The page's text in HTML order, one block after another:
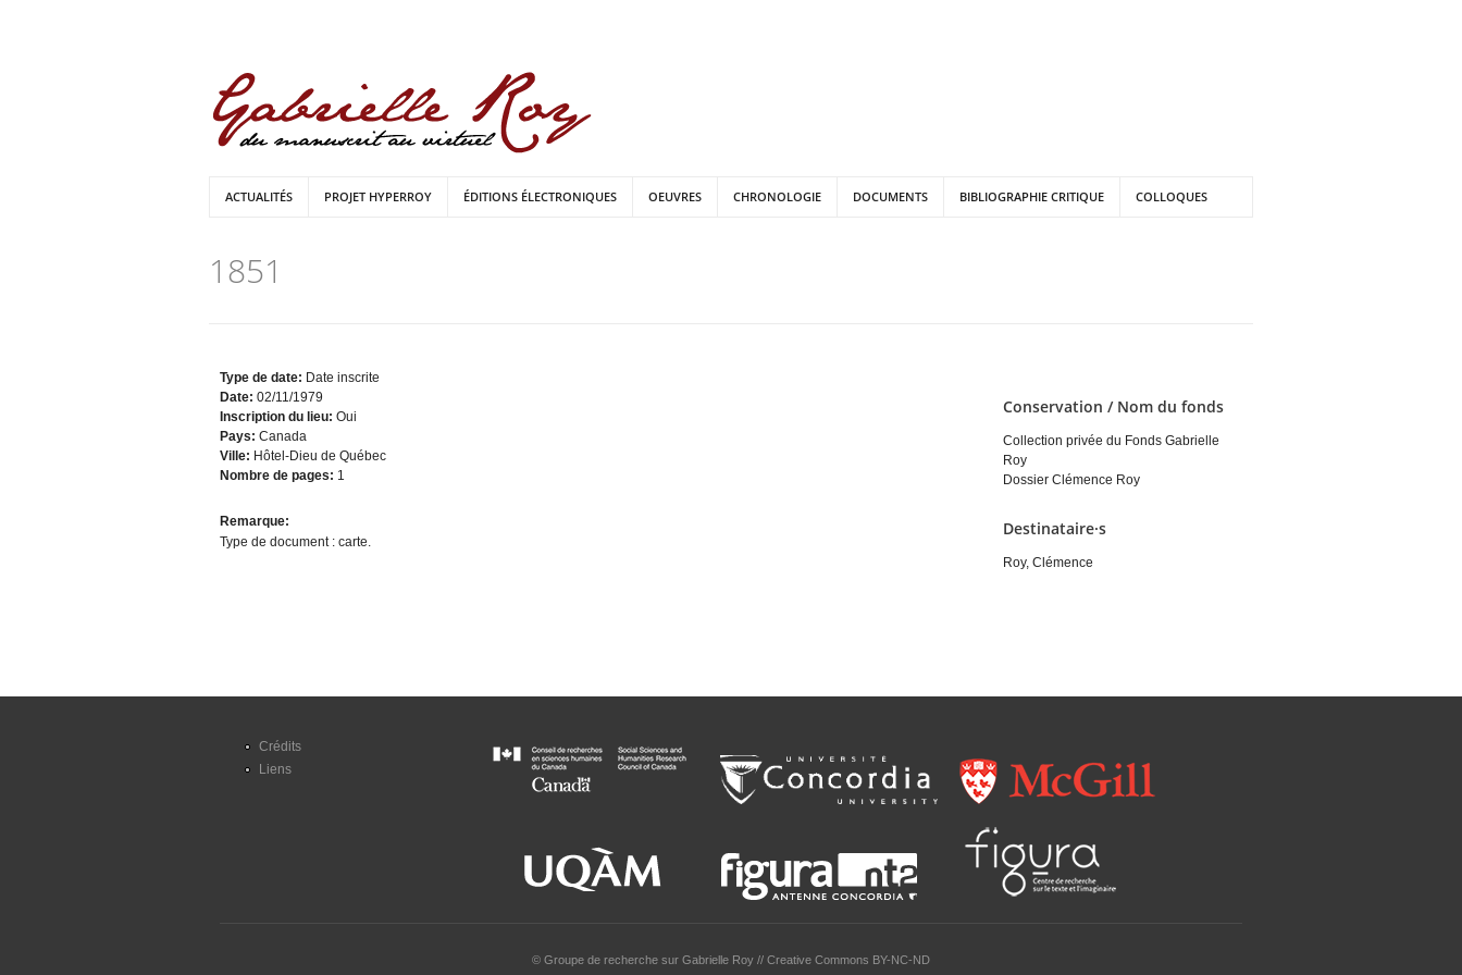
ACTUALITÉS PROJET HYPERROY ÉDITIONS ÉLECTRONIQUES OEUVRES CHRONOLOGIE DOCUMENTS BIBLIOGRAPHIE CRITIQUE COLLOQUES
1851
Type de date: Date inscrite
Date: 02/11/1979
Inscription du lieu: Oui
Pays: Canada
Ville: Hôtel-Dieu de Québec
Nombre de pages: 1
Remarque:
Type de document : carte.
Conservation / Nom du fonds
Collection privée du Fonds Gabrielle
Roy
Dossier Clémence Roy
Destinataire·s
Roy, Clémence
Crédits
Liens
© Groupe de recherche sur Gabrielle Roy // Creative Commons BY-NC-ND